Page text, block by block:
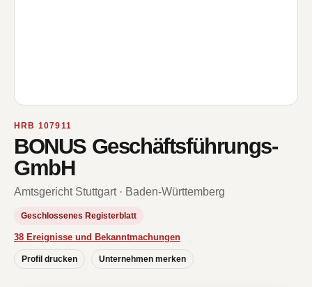
HRB 107911
BONUS Geschäftsführungs-
GmbH
Amtsgericht Stuttgart · Baden-Württemberg
Geschlossenes Registerblatt
38 Ereignisse und Bekanntmachungen
Profil drucken Unternehmen merken